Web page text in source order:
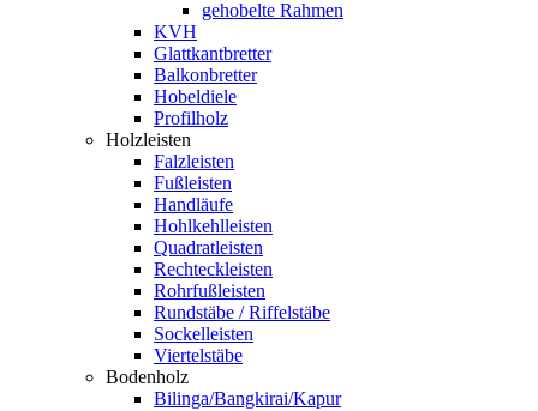
gehobelte Rahmen
KVH
Glattkantbretter
Balkonbretter
Hobeldiele
Profilholz
Holzleisten
Falzleisten
Fußleisten
Handläufe
Hohlkehlleisten
Quadratleisten
Rechteckleisten
Rohrfußleisten
Rundstäbe / Riffelstäbe
Sockelleisten
Viertelstäbe
Bodenholz
Bilinga/Bangkirai/Kapur